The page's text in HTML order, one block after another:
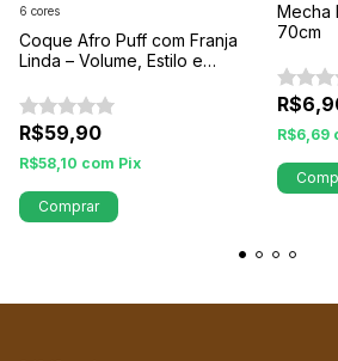
Coque Afro Puff com Franja
Linda – Volume, Estilo e
R$59,90
R$58,10 com Pix
6 cores
Comprar
Mecha
70cm
R$6,69